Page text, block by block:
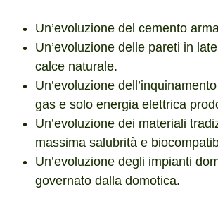
Un’evoluzione del cemento
Un’evoluzione delle pareti in
calce naturale.
Un’evoluzione
gas e solo energia elettrica
Un’evoluzione dei materiali
massima salubrità e
Un’evoluzione degli impianti
governato dalla domotica.